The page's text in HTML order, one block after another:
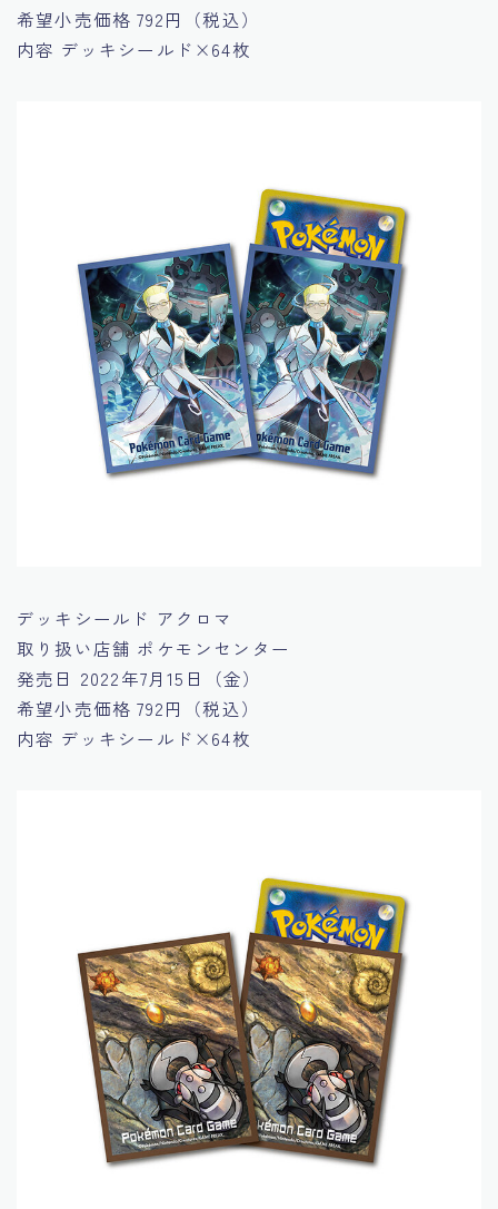
希望小売価格 792円（税込）
内容 デッキシールド×64枚
デッキシールド アクロマ
取り扱い店舗 ポケモンセンター
発売日 2022年7月15日（金）
希望小売価格 792円（税込）
内容 デッキシールド×64枚